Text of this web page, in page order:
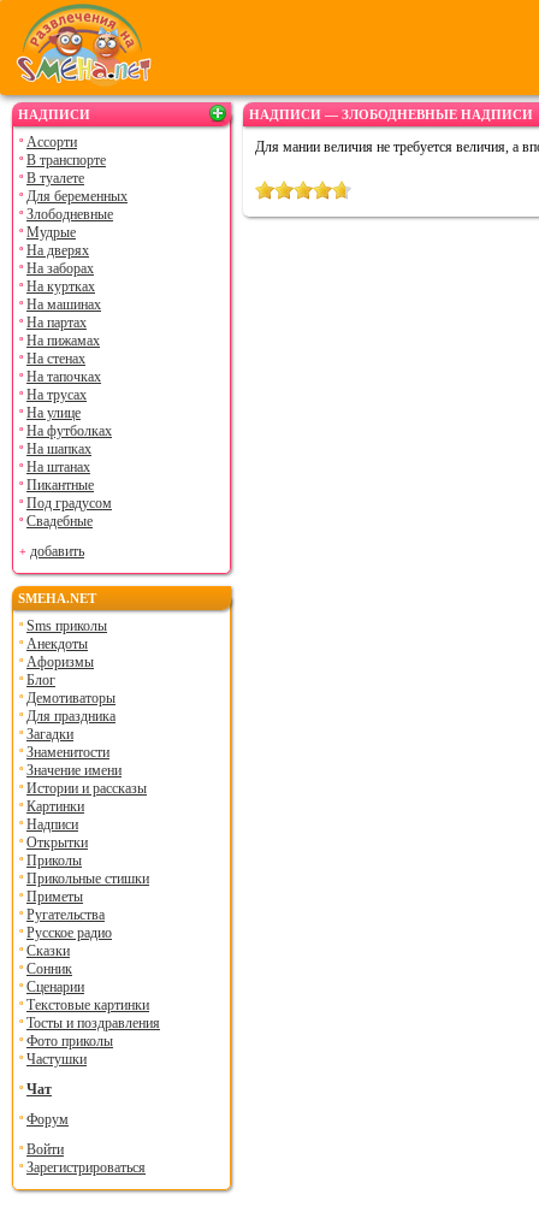
НАДПИСИ
Ассорти
В транспорте
В туалете
Для беременных
Злободневные
Мудрые
На дверях
На заборах
На куртках
На машинах
На партах
На пижамах
На стенах
На тапочках
На трусах
На улице
На футболках
На шапках
На штанах
Пикантные
Под градусом
Свадебные
добавить
SMEHA.NET
Sms приколы
Анекдоты
Афоризмы
Блог
Демотиваторы
Для праздника
Загадки
Знаменитости
Значение имени
Истории и рассказы
Картинки
Надписи
Открытки
Приколы
Прикольные стишки
Приметы
Ругательства
Русское радио
Сказки
Сонник
Сценарии
Текстовые картинки
Тосты и поздравления
Фото приколы
Частушки
Чат
Форум
Войти
Зарегистрироваться
НАДПИСИ — ЗЛОБОДНЕВНЫЕ НАДПИСИ
Для мании величия не требуется величия, а